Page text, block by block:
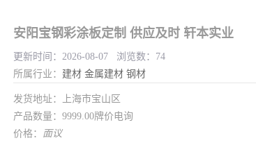
安阳宝钢彩涂板定制 供应及时 轩本实业
更新时间：2026-08-07 浏览数：74
所属行业： 建材 金属建材 钢材
发货地址：上海市宝山区
产品数量：9999.00牌价电询
价格： 面议